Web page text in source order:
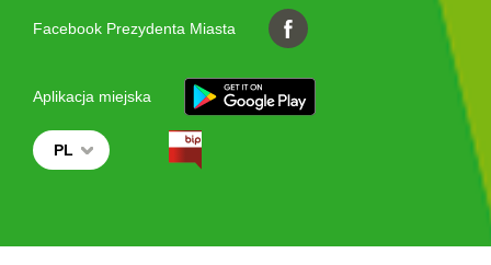
Facebook Prezydenta Miasta
Aplikacja miejska
PL